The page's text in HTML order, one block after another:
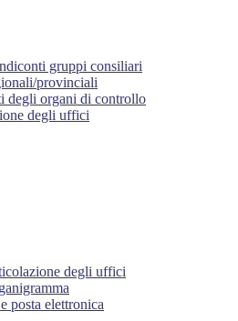
gruppi consiliari
provinciali
degli organi di controllo
degli uffici
degli uffici
posta elettronica